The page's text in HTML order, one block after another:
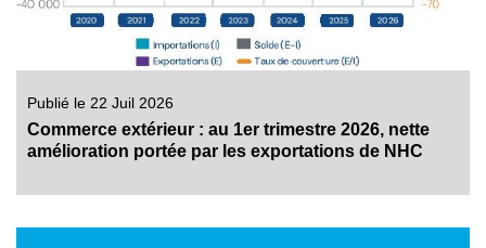
Publié le 22 Juil 2026
Commerce extérieur : au 1er trimestre 2026, nette
amélioration portée par les exportations de NHC